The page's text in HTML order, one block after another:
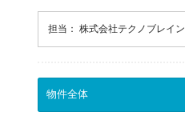
担当： 株式会社テクノブレイン